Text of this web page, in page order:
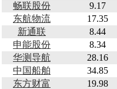
畅联股份
9.17
东航物流
17.35
新通联
8.44
申能股份
8.34
华测导航
28.16
中国船舶
34.85
东方财富
19.98